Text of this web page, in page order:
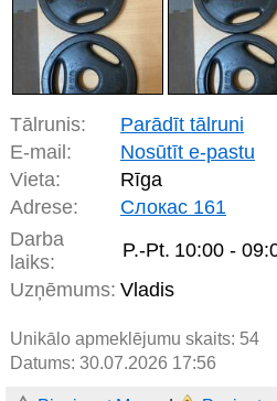
Tālrunis:
Parādīt tālruni
E-mail:
Nosūtīt e-pastu
Vieta:
Rīga
Adrese:
Cлокас 161
Darba
laiks:
P.-Pt. 10:00 -
Uzņēmums: Vladis
Unikālo apmeklējumu skaits: 54
Datums: 30.07.2026 17:56